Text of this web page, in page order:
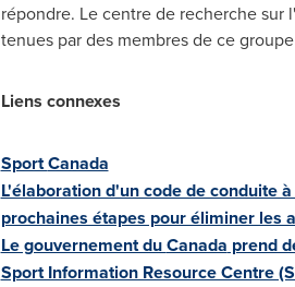
répondre. Le centre de recherche sur
tenues par des membres de ce
Liens connexes
SportCanada
L'élaboration d'un code de conduite
prochaines étapes pour éliminer les
Le gouvernement duCanada prend
Sport Information Resource Centre